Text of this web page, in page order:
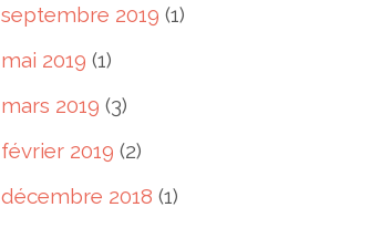
septembre 2019 (1)
mai 2019 (1)
mars 2019 (3)
février 2019 (2)
décembre 2018 (1)